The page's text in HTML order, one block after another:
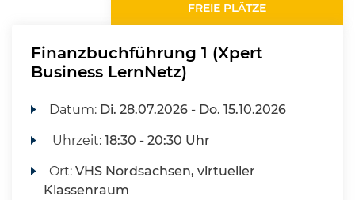
FREIE PLÄTZE
Finanzbuchführung 1 (Xpert
Business LernNetz)
Datum: Di. 28.07.2026 - Do. 15.10.2026
Uhrzeit:18:30 - 20:30 Uhr
Ort:VHS Nordsachsen, virtueller
Klassenraum